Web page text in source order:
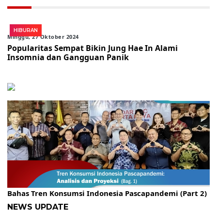
HIBURAN
Minggu, 27 Oktober 2024
Popularitas Sempat Bikin Jung Hae In Alami
Insomnia dan Gangguan Panik
Gelar Kopdar, KBC Jakarta Raya Hadirkan Pakar Ritel
Bahas Tren Konsumsi Indonesia Pascapandemi (Part 2)
NEWS UPDATE